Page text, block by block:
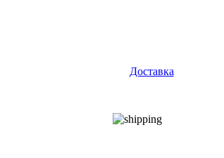
Доставка